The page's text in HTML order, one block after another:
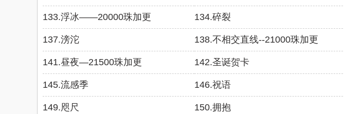
133.浮冰——20000珠加更 134.碎裂
137.滂沱 138.不相交直线--21000珠加更
141.昼夜—21500珠加更 142.圣诞贺卡
145.流感季 146.祝语
149.咫尺 150.拥抱